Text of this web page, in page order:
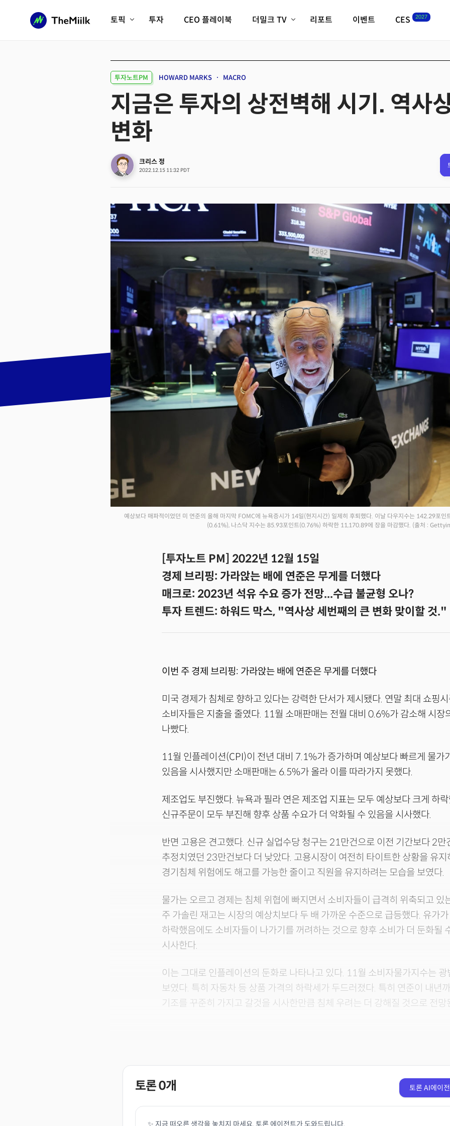
토픽
피지컬AI/로봇
AX비즈니스혁명 미래 교육/직업
전체 기사 보기
투자 CEO 플레이북 더밀크 TV
크리스의 뉴욕 시그널
리포트 이벤트 CES 2027
필드 가이드
CES2027 with
투자노트PM HOWARD MARKS MACRO
지금은 투자의 상전벽해 시기. 역사
변화
크리스 정
2022.12.15 11:32 PDT
예상보다 매파적이었던 미 연준의 올해 마지막 FOMC에 뉴욕증시가 14일(현지시간) 일제히 후퇴했다. 이날 다우지수는 142.29포
(0.61%), 나스닥 지수는 85.93포인트(0.76%) 하락한 11,170.89에 장을 마감했다. (출처 :
[투자노트 PM] 2022년 12월 15일
경제 브리핑: 가라앉는 배에 연준은 무게를 더했다
매크로: 2023년 석유 수요 증가 전망...수급 불균형 오나?
투자 트렌드: 하워드 막스, "역사상 세번째의 큰 변화 맞이할 것."
이번 주 경제 브리핑: 가라앉는 배에 연준은 무게를 더했다
미국 경제가 침체로 향하고 있다는 강력한 단서가 제시됐다. 연말 최대 쇼핑
소비자들은 지출을 줄였다. 11월 소매판매는 전월 대비 0.6%가 감소해 시장
나빴다.
11월 인플레이션(CPI)이 전년 대비 7.1%가 증가하며 예상보다 빠르게 물가
있음을 시사했지만 소매판매는 6.5%가 올라 이를 따라가지 못했다.
제조업도 부진했다. 뉴욕과 필라 연은 제조업 지표는 모두 예상보다 크게 하
신규주문이 모두 부진해 향후 상품 수요가 더 악화될 수 있음을 시사했다.
반면 고용은 견고했다. 신규 실업수당 청구는 21만건으로 이전 기간보다 2만
추정치였던 23만건보다 더 낮았다. 고용시장이 여전히 타이트한 상황을 유
경기침체 위험에도 해고를 가능한 줄이고 직원을 유지하려는 모습을 보였다.
물가는 오르고 경제는 침체 위협에 빠지면서 소비자들이 급격히 위축되고 있
주 가솔린 재고는 시장의 예상치보다 두 배 가까운 수준으로 급등했다. 유가
하락했음에도 소비자들이 나가기를 꺼려하는 것으로 향후 소비가 더 둔화될
시사한다.
이는 그대로 인플레이션의 둔화로 나타나고 있다. 11월 소비자물가지수는
보였다. 특히 자동차 등 상품 가격의 하락세가 두드러졌다. 특히 연준이 내년
기조를 꾸준히 가지고 갈것을 시사한만큼 침체 우려는 더 강해질 것으로 전망
토론0개 토론 AI에이
✨ 지금 떠오른 생각을 놓치지 마세요. 토론 에이전트가 도와드립니다.